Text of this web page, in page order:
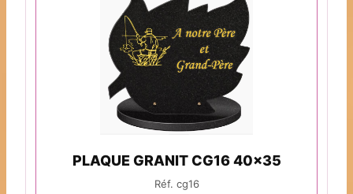
PLAQUE GRANIT CG16 40x35
Réf. cg16